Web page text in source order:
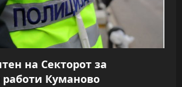
на Секторот за
Куманово